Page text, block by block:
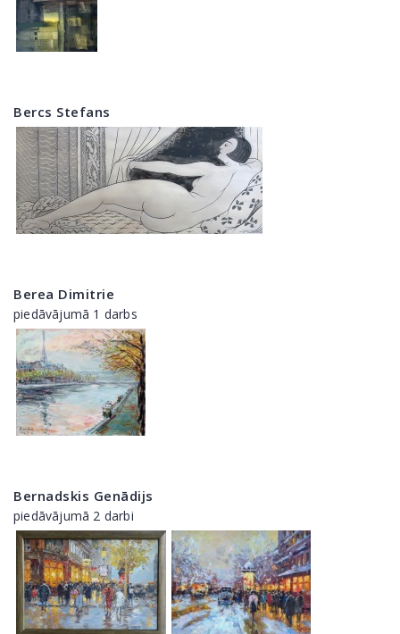
Bercs Stefans
Berea Dimitrie
piedāvājumā 1 darbs
Bernadskis Genādijs
piedāvājumā 2 darbi